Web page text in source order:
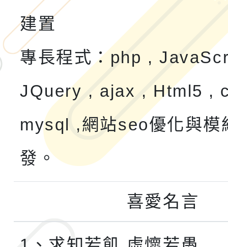
建置
專長程式：php ,
JQuery , ajax , Html5 ,
mysql ,網站seo優化與模
發。
喜愛名言